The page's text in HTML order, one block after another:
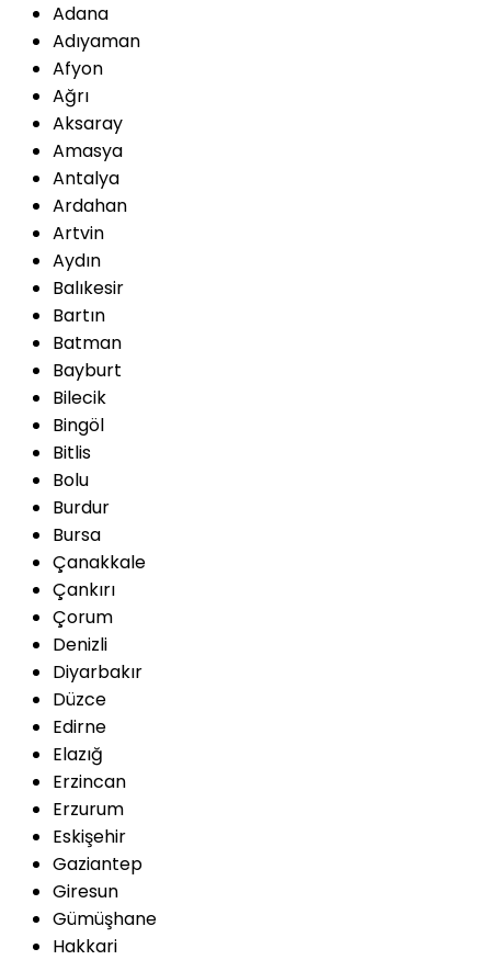
Adana
Adıyaman
Afyon
Ağrı
Aksaray
Amasya
Antalya
Ardahan
Artvin
Aydın
Balıkesir
Bartın
Batman
Bayburt
Bilecik
Bingöl
Bitlis
Bolu
Burdur
Bursa
Çanakkale
Çankırı
Çorum
Denizli
Diyarbakır
Düzce
Edirne
Elazığ
Erzincan
Erzurum
Eskişehir
Gaziantep
Giresun
Gümüşhane
Hakkari